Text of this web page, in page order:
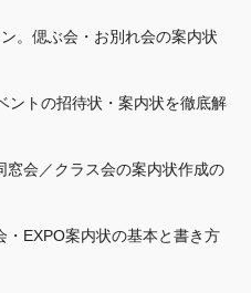
。偲ぶ会・お別れ会の案内状
ントの招待状・案内状を徹底解
窓会／クラス会の案内状作成の
・EXPO案内状の基本と書き方